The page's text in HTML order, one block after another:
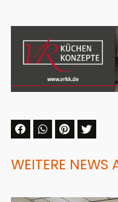
WEITERE NEWS